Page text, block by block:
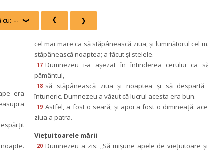
cu: --
era
cel mai mare ca să stăpânească ziua, şi luminătorul cel
tăpânească noaptea; a făcut şi stelele.
17 Dumnezeu i-a aşezat în întinderea cerului ca
pământul,
18 ă stăpânească ziua şi noaptea şi să despartă
întuneric. Dumnezeu a văzut că lucrul acesta era bun.
19 Astfel, a fost o seară, şi apoi a fost o dimineaţă:
ziua a patra.
Vieţuitoarele mării
20 Dumnezeu a zis: „Să mişune apele de vieţuitoare